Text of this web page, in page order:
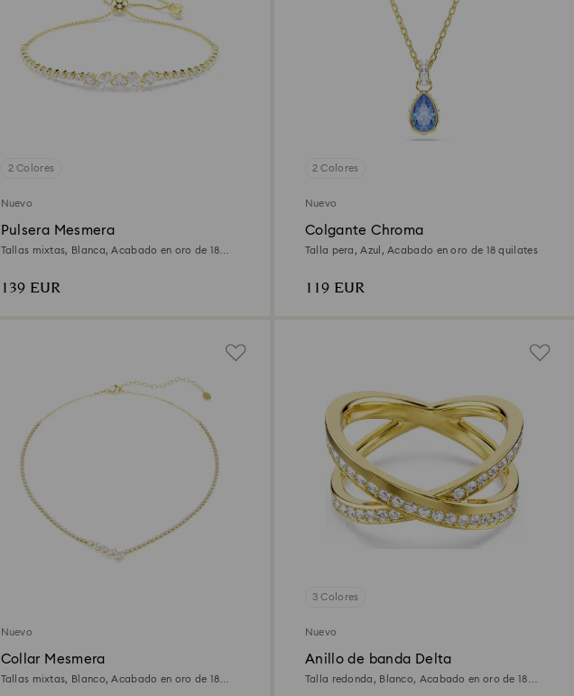
2 Colores
Nuevo
Pulsera Mesmera
Tallas mixtas, Blanca, Acabado en oro de 18
139 EUR
2 Colores
Nuevo
Colgante Chroma
Talla pera, Azul, Acabado en oro de 18 quilates
119 EUR
Nuevo
Collar Mesmera
Tallas mixtas, Blanco, Acabado en oro de 18
3 Colores
Nuevo
Anillo de banda Delta
Talla redonda, Blanco, Acabado en oro de 18